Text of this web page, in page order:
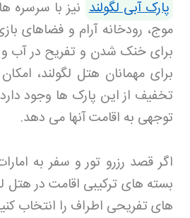
پارک آبی لگولند نیز با سرسره
موج، رودخانه آرام و فضاهای
برای خنک شدن و تفریح در آب
برای مهمانان هتل لگولند،
تخفیف از این پارک ها وجود
توجهی به اقامت آنها می دهد.
اگر قصد رزرو تور و سفر به
بسته های ترکیبی اقامت در هتل
های تفریحی اطراف را انتخاب